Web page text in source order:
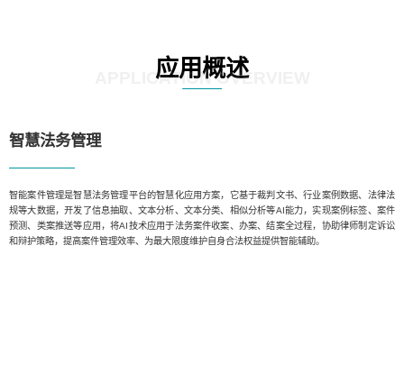
应用概述
APPLICATION OVERVIEW
智慧法务管理
智能案件管理是智慧法务管理平台的智慧化应用方案，它基于裁判文书、行业案例数据、法律法
规等大数据，开发了信息抽取、文本分析、文本分类、相似分析等AI能力，实现案例标签、案件
预测、类案推送等应用，将AI技术应用于法务案件收案、办案、结案全过程，协助律师制定诉讼
和辩护策略，提高案件管理效率、为最大限度维护自身合法权益提供智能辅助。